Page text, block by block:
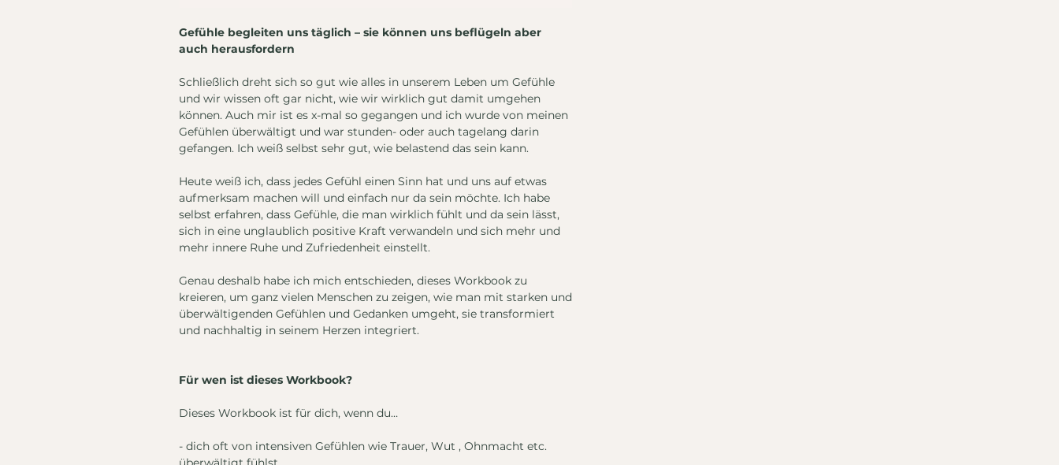
Gefühle begleiten uns täglich – sie können uns beflügeln aber
auch herausfordern
Schließlich dreht sich so gut wie alles in unserem Leben um Gefühle
und wir wissen oft gar nicht, wie wir wirklich gut damit umgehen
können. Auch mir ist es x-mal so gegangen und ich wurde von meinen
Gefühlen überwältigt und war stunden- oder auch tagelang darin
gefangen. Ich weiß selbst sehr gut, wie belastend das sein kann.
Heute weiß ich, dass jedes Gefühl einen Sinn hat und uns auf etwas
aufmerksam machen will und einfach nur da sein möchte. Ich habe
selbst erfahren, dass Gefühle, die man wirklich fühlt und da sein lässt,
sich in eine unglaublich positive Kraft verwandeln und sich mehr und
mehr innere Ruhe und Zufriedenheit einstellt.
Genau deshalb habe ich mich entschieden, dieses Workbook zu
kreieren, um ganz vielen Menschen zu zeigen, wie man mit starken und
überwältigenden Gefühlen und Gedanken umgeht, sie transformiert
und nachhaltig in seinem Herzen integriert.
Für wen ist dieses Workbook?
Dieses Workbook ist für dich, wenn du…
- dich oft von intensiven Gefühlen wie Trauer, Wut , Ohnmacht etc.